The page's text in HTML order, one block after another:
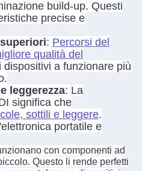
build-up. Questi
precise e
: Percorsi del
qualità del
dispositivi a funzionare più
leggerezza: La
significa che
sottili e leggere.
portatile e
con componenti ad
Questo li rende perfetti